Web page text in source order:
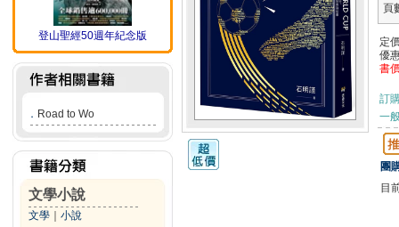
登山聖經50週年紀念版
． Road to Wo
文學小說
文學 小說
頁
定
優
書
訂
一
團
目